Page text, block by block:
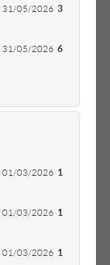
31/05/2026 3
31/05/2026 6
01/03/2026 1
01/03/2026 1
01/03/2026 1